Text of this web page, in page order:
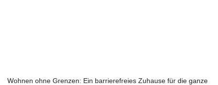
Wohnen ohne Grenzen: Ein barrierefreies Zuhause für die ganze